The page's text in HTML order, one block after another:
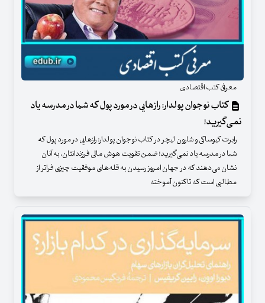
معرفی کتب اقتصادی
کتاب نوجوان پولدار: رازهایی در مورد پول که شما در مدرسه یاد
نمی‌گیرید!
رابرت کیوساکی و شارون لیچر در کتاب نوجوان پولدار: رازهایی در مورد پول که
شما در مدرسه یاد نمی‌گیرید! ضمن تقویت هوش مالی فرزندانتان، به آنان
نشان می‌دهند که در جهان امروز رسیدن به قله‌های موفقیت چیزی فراتر از
مطالبی است که تاکنون آموخته